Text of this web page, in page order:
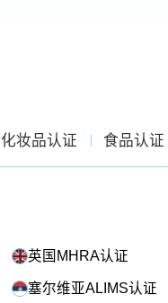
化妆品认证 食品认证
英国MHRA认证
塞尔维亚ALIMS认证